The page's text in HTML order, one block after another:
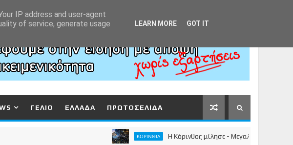
ΓΕΛΙΟ ΕΛΛΑΔΑ ΠΡΩΤΟΣΕΛΙΔΑ
ΚΟΡΙΝΘΙΑ Η Κόρινθος μίλησε - Μεγαλειώδης
IP address and user-agent
of service, generate usage
LEARN MORE GOT IT